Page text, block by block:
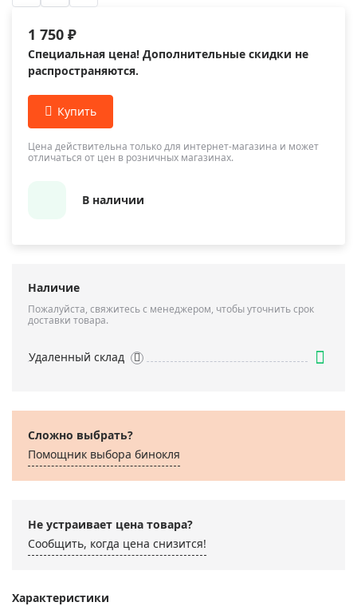
1 750 ₽
Специальная цена! Дополнительные скидки не
распространяются.
Цена действительна только для интернет-магазина и может
отличаться от цен в розничных магазинах.
В наличии
Наличие
Пожалуйста, свяжитесь с менеджером, чтобы уточнить срок
доставки товара.
Удаленный склад
Сложно выбрать?
Помощник выбора бинокля
Не устраивает цена товара?
Сообщить, когда цена снизится!
Характеристики